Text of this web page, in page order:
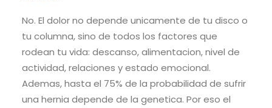
No. El dolor no depende unicamente de tu disco o
tu columna, sino de todos los factores que
rodean tu vida: descanso, alimentacion, nivel de
actividad, relaciones y estado emocional.
Ademas, hasta el 75% de la probabilidad de sufrir
una hernia depende de la genetica. Por eso el